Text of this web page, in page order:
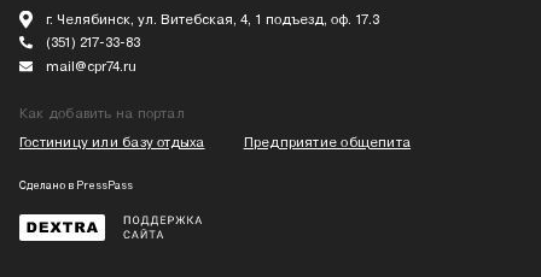
г. Челябинск, ул. Витебская, 4, 1 подъезд, оф. 17.3
(351) 217-33-83
mail@cpr74.ru
Как добавить на портал
Гостиницу или базу отдыха
Предприятие общепита
Сделано в PressPass